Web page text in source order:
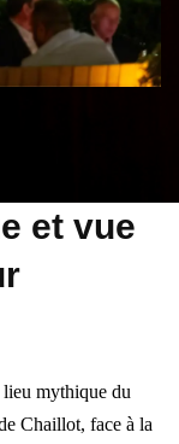
et vue
lieu mythique du
Chaillot, face à la